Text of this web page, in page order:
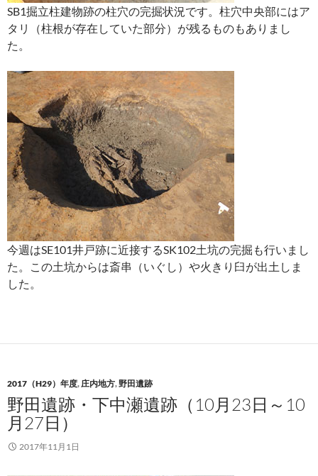
SB1掘立柱建物跡の柱穴の完掘状況です。柱穴中央部にはア
タリ（柱根が存在していた部分）が残るものもありまし
た。
今週はSE101井戸跡に近接するSK102土坑の完掘も行いまし
た。この土坑からは斎串（いぐし）や火きり臼が出土しま
した。
2017（H29）年度,庄内地方,野田遺跡
野田遺跡・下中瀬遺跡（10月23日～10
月27日）
2017年11月1日